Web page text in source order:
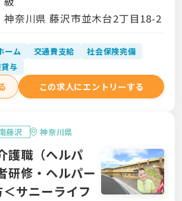
神奈川県 藤沢市並木台2丁目18-2
ーム 交通費支給
社会保険完備
与
この求人にエントリーする
藤沢 神奈川県
護職（ヘルパ
研修・ヘルパー
サニーライフ